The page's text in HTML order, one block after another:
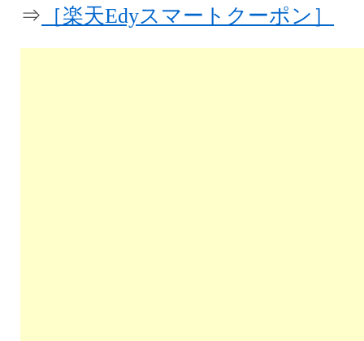
⇒ ［楽天Edyスマートクーポン］